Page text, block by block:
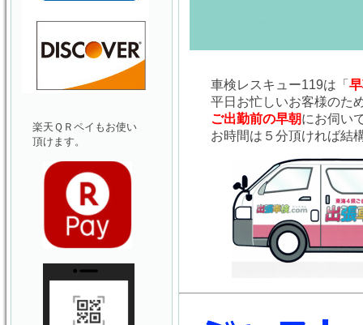
車検レスキュー119は「
平日お忙しいお客様のた
ご出勤前の早朝にお伺い
お時間は５分頂ければ結
楽天ＱＲペイもお使い
頂けます。